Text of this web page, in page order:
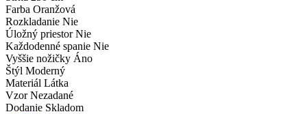
Farba Oranžová
Rozkladanie Nie
Úložný priestor Nie
Každodenné spanie Nie
Vyššie nožičky Áno
Štýl Moderný
Materiál Látka
Vzor Nezadané
Dodanie Skladom